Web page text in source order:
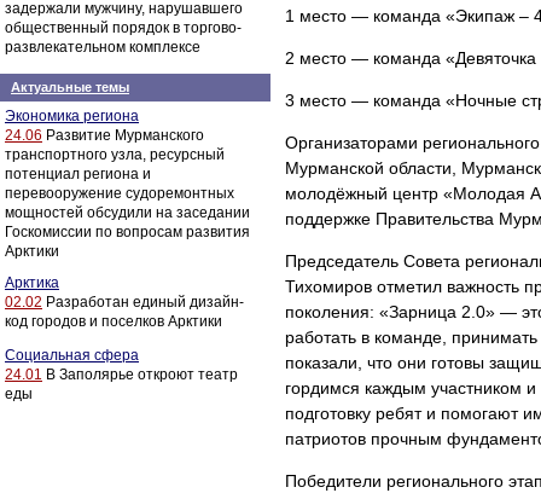
задержали мужчину, нарушавшего
общественный порядок в торгово-
развлекательном комплексе
Актуальные темы
Экономика региона
24.06 Развитие Мурманского
транспортного узла, ресурсный
потенциал региона и
перевооружение судоремонтных
мощностей обсудили на заседании
Госкомиссии по вопросам развития
Арктики
Арктика
02.02 Разработан единый дизайн-
код городов и поселков Арктики
Социальная сфера
24.01 В Заполярье откроют театр
еды
1 место — команда «Экипаж –
2 место — команда
3 место — команда «Ночные
Организаторами
Мурманской области,
молодёжный центр «Молодая
поддержке Правительства
Председатель Совета
Тихомиров отметил важность
поколения: «Зарница 2.0» —
работать в команде,
показали, что они готовы
гордимся каждым участником
подготовку ребят и помогают
патриотов прочным
Победители регионального